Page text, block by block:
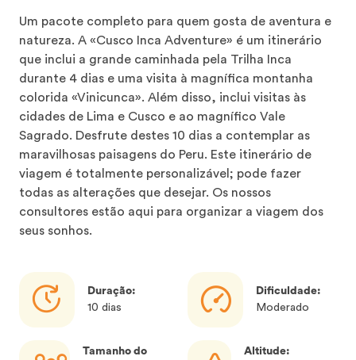
Um pacote completo para quem gosta de aventura e
natureza. A «Cusco Inca Adventure» é um itinerário
que inclui a grande caminhada pela Trilha Inca
durante 4 dias e uma visita à magnífica montanha
colorida «Vinicunca». Além disso, inclui visitas às
cidades de Lima e Cusco e ao magnífico Vale
Sagrado. Desfrute destes 10 dias a contemplar as
maravilhosas paisagens do Peru. Este itinerário de
viagem é totalmente personalizável; pode fazer
todas as alterações que desejar. Os nossos
consultores estão aqui para organizar a viagem dos
seus sonhos.
Duração:
10 dias
Dificuldade:
Moderado
Tamanho do
Altitude: